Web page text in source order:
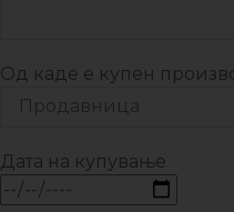
Од каде е купен
Дата на купување